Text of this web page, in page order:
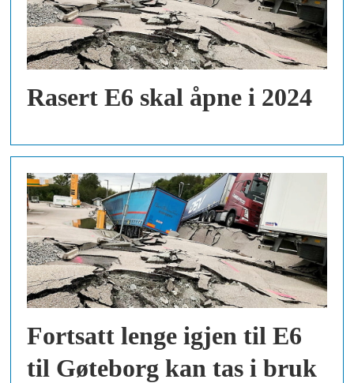
Rasert E6 skal åpne i 2024
Fortsatt lenge igjen til E6
til Gøteborg kan tas i bruk